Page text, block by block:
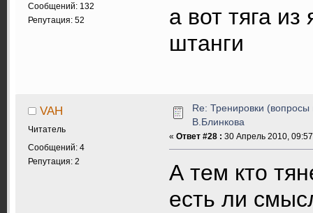
Сообщений: 132
Репутация: 52
а вот тяга
штанги
VAH
Читатель
Сообщений: 4
Репутация: 2
Re: Тренировки (вопросы
В.Блинкова
« Ответ #28 : 30 Апрель 2010,
А тем кто
есть ли